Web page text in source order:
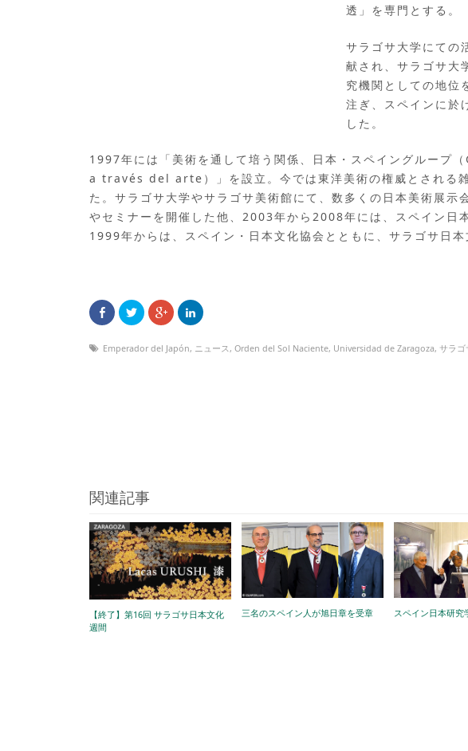
透」を専門とする。
サラゴサ大学にての
献され、サラゴサ大
究機関としての地位
注ぎ、スペインに於
した。
1997年には「美術を通して培う関係、日本・スペイングルー
a través del arte）」を設立。今では東洋美術の権威とされる
た。サラゴサ大学やサラゴサ美術館にて、数多くの日本美術展示
やセミナーを開催した他、2003年から2008年には、スペイン日
1999年からは、スペイン・日本文化協会とともに、サラゴサ日本
Emperador del Japón, ニュース, Orden del Sol Naciente, Universidad de Zaragoza, サラ
関連記事
【終了】第16回 サラゴサ日本文化
週間
三名のスペイン人が旭日章を受章 スペイン日本研究